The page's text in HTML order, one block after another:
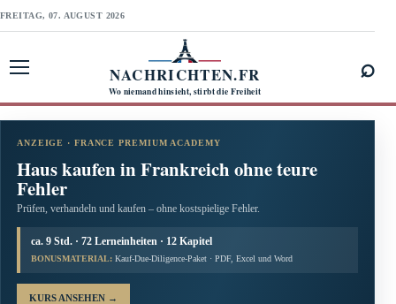
FREITAG, 07. AUGUST 2026
NACHRICHTEN.FR
Wo niemand hinsieht, stirbt die Freiheit
⌕
ANZEIGE · FRANCE PREMIUM ACADEMY
Haus kaufen in Frankreich ohne teure
Fehler
Prüfen, verhandeln und kaufen – ohne kostspielige Fehler.
ca. 9 Std. · 72 Lerneinheiten · 12 Kapitel
BONUSMATERIAL: Kauf-Due-Diligence-Paket · PDF, Excel und Word
KURS ANSEHEN →